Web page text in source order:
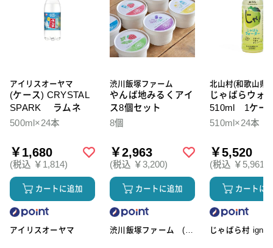
アイリスオーヤマ
(ケース) CRYSTAL
SPARK ラムネ
500ml×24本
￥1,680
(税込 ￥1,814)
カートに追加
アイリスオーヤマ
渋川飯塚ファーム
やんば地みるくアイ
ス8個セット
8個
￥2,963
(税込 ￥3,200)
カートに追加
渋川飯塚ファーム (ア
北山村(和歌山県)
じゃばらウォ
510ml 1ケー
本入
510ml×24本
￥5,520
(税込 ￥5,961)
カートに
じゃばら村